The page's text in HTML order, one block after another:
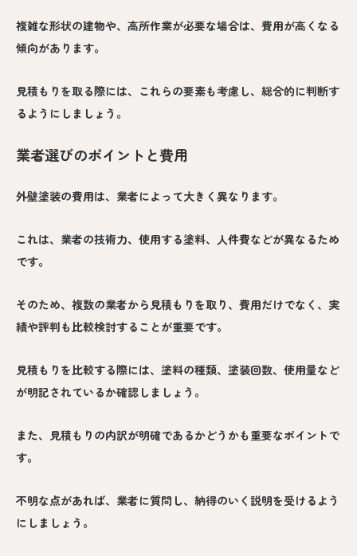
複雑な形状の建物や、高所作業が必要な場合は、費用が高くなる
傾向があります。
見積もりを取る際には、これらの要素も考慮し、総合的に判断す
るようにしましょう。
業者選びのポイントと費用
外壁塗装の費用は、業者によって大きく異なります。
これは、業者の技術力、使用する塗料、人件費などが異なるため
です。
そのため、複数の業者から見積もりを取り、費用だけでなく、実
績や評判も比較検討することが重要です。
見積もりを比較する際には、塗料の種類、塗装回数、使用量など
が明記されているか確認しましょう。
また、見積もりの内訳が明確であるかどうかも重要なポイントで
す。
不明な点があれば、業者に質問し、納得のいく説明を受けるよう
にしましょう。